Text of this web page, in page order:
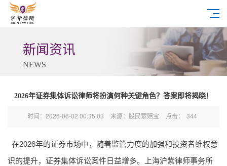
新闻资讯
NEWS
2026年证券集体诉讼律师将扮演何种关键角色？答案即将揭晓！
时间：2026-06-02 00:35:03 来源：股民索赔宝 点击： 344
在2026年的证券市场中，随着监管力度的加强和投资者维权意
识的提升，证券集体诉讼案件日益增多。上海沪紫律师事务所